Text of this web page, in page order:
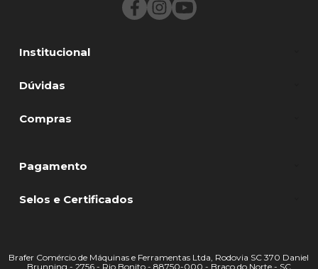
Institucional
Dúvidas
Compras
Pagamento
Selos e Certificados
Brafer Comércio de Máquinas e Ferramentas Ltda, Rodovia SC 370 Daniel
Brunning - 2756 - Rio Bonito - 88750-000 - Braço do Norte - SC